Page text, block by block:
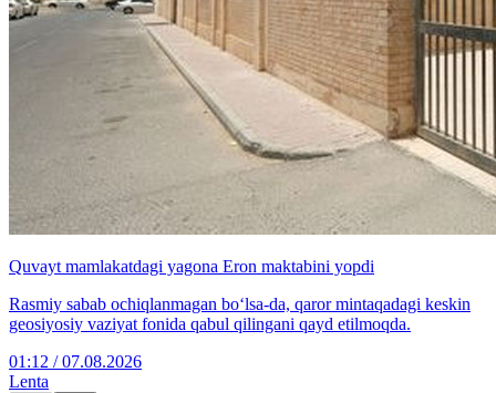
Quvayt mamlakatdagi yagona Eron maktabini yopdi
Rasmiy sabab ochiqlanmagan bo‘lsa-da, qaror mintaqadagi keskin
geosiyosiy vaziyat fonida qabul qilingani qayd etilmoqda.
01:12 / 07.08.2026
Lenta